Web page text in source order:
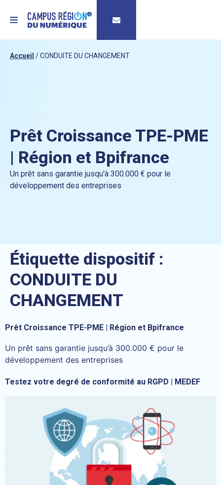
MENU
Accueil /CONDUITE DU CHANGEMENT
Prêt Croissance TPE-PME
| Région et Bpifrance
Un prêt sans garantie jusqu'à 300.000 € pour le
développement des entreprises
Étiquette dispositif :
CONDUITE DU
CHANGEMENT
Prêt Croissance TPE-PME | Région et Bpifrance
Un prêt sans garantie jusqu’à 300.000 € pour le
développement des entreprises
Testez votre degré de conformité au RGPD | MEDEF